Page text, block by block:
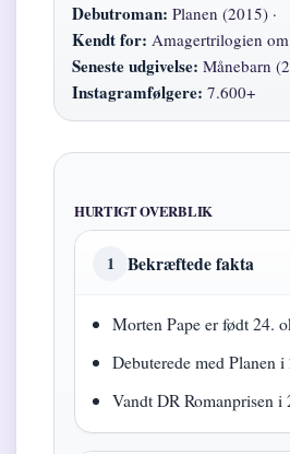
Debutroman: Planen (2015) ·
Kendt for: Amagertrilogien
Seneste udgivelse: Månebarn
Instagramfølgere: 7.600+
HURTIGT OVERBLIK
1 Bekræftede fakta
Morten Pape er født 24.
Debuterede med Planen
Vandt DR Romanprisen